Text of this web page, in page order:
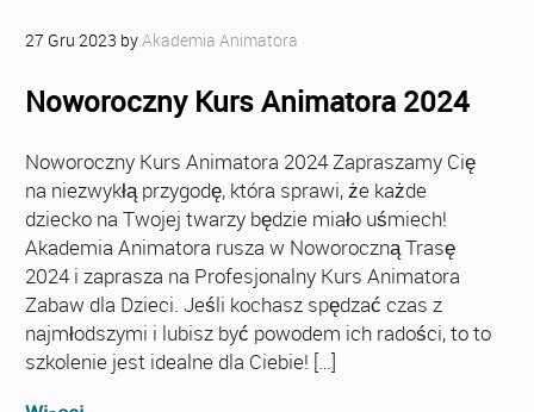
27 Gru 2023 byAkademia Animatora
Noworoczny Kurs Animatora 2024
Noworoczny Kurs Animatora 2024 Zapraszamy Cię
na niezwykłą przygodę, która sprawi, że każde
dziecko na Twojej twarzy będzie miało uśmiech!
Akademia Animatora rusza w Noworoczną Trasę
2024 i zaprasza na Profesjonalny Kurs Animatora
Zabaw dla Dzieci. Jeśli kochasz spędzać czas z
najmłodszymi i lubisz być powodem ich radości, to to
szkolenie jest idealne dla Ciebie! […]